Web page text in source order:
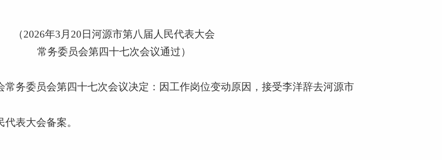
（2026年3月20日河源市第八届人民代表大会
常务委员会第四十七次会议通过）
常务委员会第四十七次会议决定：因工作岗位变动原因，接受李洋辞去河源市
表大会备案。